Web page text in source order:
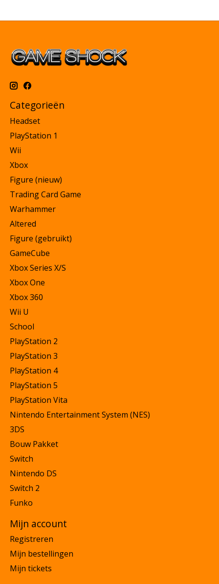
Categorieën
Headset
PlayStation 1
Wii
Xbox
Figure (nieuw)
Trading Card Game
Warhammer
Altered
Figure (gebruikt)
GameCube
Xbox Series X/S
Xbox One
Xbox 360
Wii U
School
PlayStation 2
PlayStation 3
PlayStation 4
PlayStation 5
PlayStation Vita
Nintendo Entertainment System (NES)
3DS
Bouw Pakket
Switch
Nintendo DS
Switch 2
Funko
Mijn account
Registreren
Mijn bestellingen
Mijn tickets